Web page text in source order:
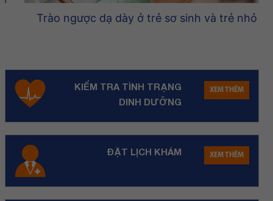
Trào ngược dạ dày ở trẻ sơ sinh và trẻ nhỏ
KIỂM TRA TÌNH TRẠNG
DINH DƯỠNG
XEM THÊM
ĐẶT LỊCH KHÁM XEM THÊM